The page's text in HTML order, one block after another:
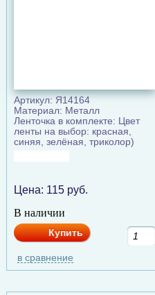
Артикул: Я14164
Материал: Металл
Ленточка в комплекте: Цвет
ленты на выбор: красная,
синяя, зелёная, триколор)
Цена: 115руб.
В наличии
Купить
в сравнение